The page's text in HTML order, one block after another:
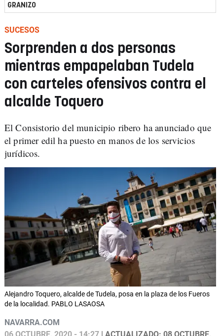
GRANIZO
SUCESOS
Sorprenden a dos personas
mientras empapelaban Tudela
con carteles ofensivos contra el
alcalde Toquero
El Consistorio del municipio ribero ha anunciado que
el primer edil ha puesto en manos de los servicios
jurídicos.
Alejandro Toquero, alcalde de Tudela, posa en la plaza de los Fueros
de la localidad. PABLO LASAOSA
NAVARRA.COM